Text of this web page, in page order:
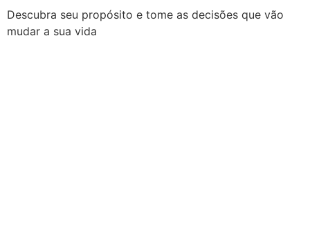
Descubra seu propósito e tome as decisões que vão
mudar a sua vida